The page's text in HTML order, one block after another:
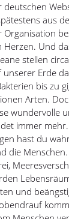
aus
Organisation
Herzen. Und
stellen
Erde
bis zu
Arten.
wundervolle
immer
hast du
die Menschen.
und